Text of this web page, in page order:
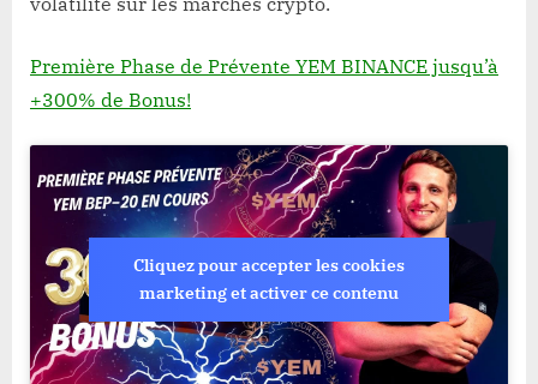
Première Phase de Prévente YEM BINANCE jusqu’à
+300% de Bonus!
Cliquez pour accepter les cookies
marketing et activer ce contenu